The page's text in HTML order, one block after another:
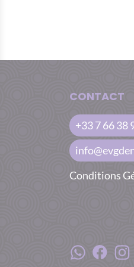
CONTACT
+33 7 66 38
Conditions